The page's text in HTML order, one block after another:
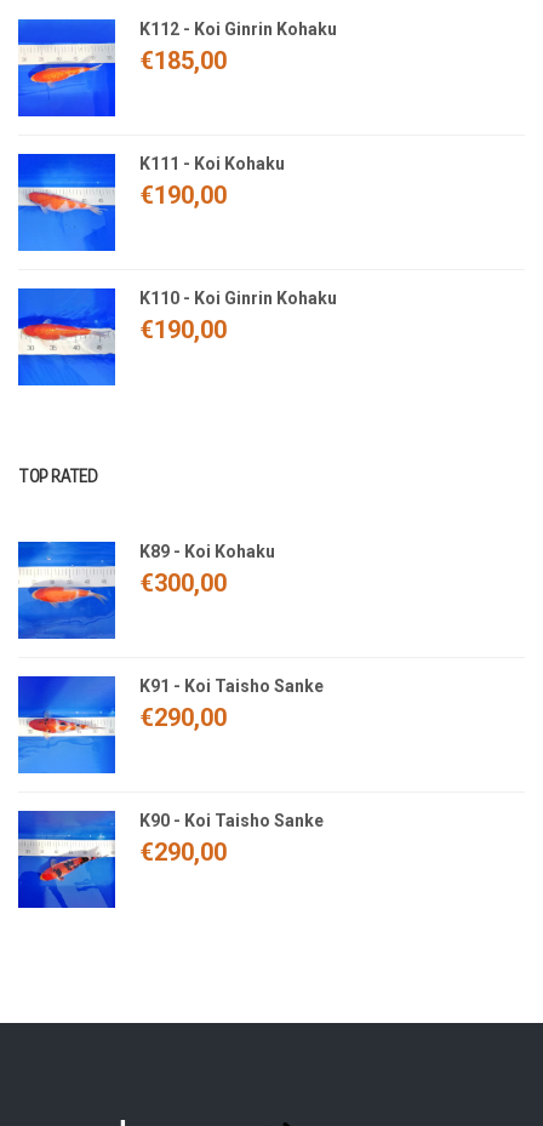
K112 - Koi Ginrin Kohaku
€185,00
K111 - Koi Kohaku
€190,00
K110 - Koi Ginrin Kohaku
€190,00
TOP RATED
K89 - Koi Kohaku
€300,00
K91 - Koi Taisho Sanke
€290,00
K90 - Koi Taisho Sanke
€290,00